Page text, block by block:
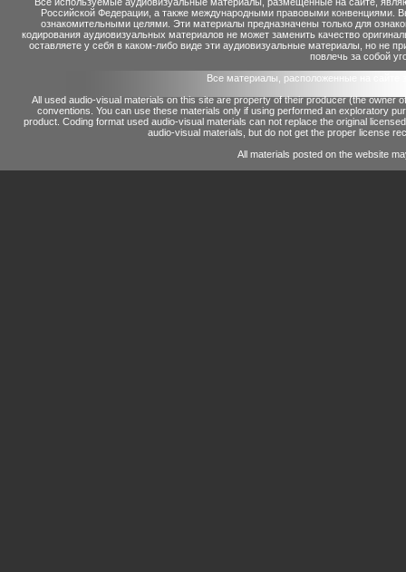
Российской Федерации, а также международными правовыми конвенциями.
ознакомительными целями. Эти материалы предназначены только для
кодирования аудиовизуальных материалов не может заменить качество
оставляете у себя в каком-либо виде эти аудиовизуальные материалы, но не
повлечь за собой
Все материалы, расположенные на сайте
All used audio-visual materials on this site are property of their producer (the owner
conventions. You can use these materials only if using performed an exploratory
product. Coding format used audio-visual materials can not replace the original
audio-visual materials, but do not get the proper license
All materials posted on the website